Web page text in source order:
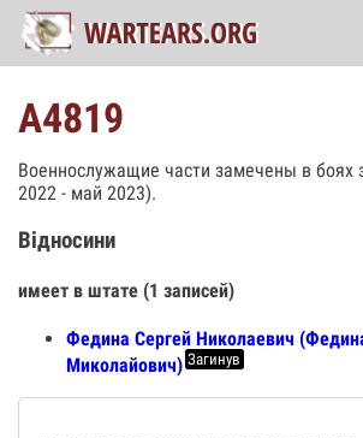
А4819
Военнослужащие части замечены в боях
2022 - май 2023).
Відносини
имеет в штате (1 записей)
Федина Сергей Николаевич
Миколайович) Загинув